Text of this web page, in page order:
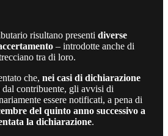
risultano presenti diverse
– introdotte anche di
tra di loro.
che, nei casi di dichiarazione
dal contribuente, gli avvisi di
essere notificati, a pena di
del quinto anno successivo a
la dichiarazione.